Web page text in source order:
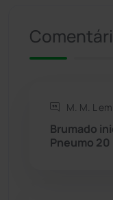
Riacho de
Rio do
Rio do Pires
M. M. L
Brumado
Pneumo